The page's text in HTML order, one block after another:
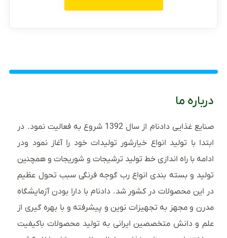
درباره ما
صنایع غذایی دادنام از سال 1392 شروع به فعالیت نمود. در
ابتدا با تولید انواع خیارشور تولیدات خود را آغاز نمود ودر
ادامه با راه اندازی خط تولید ترشیجات و شوریجات و همچنین
تولید و بسته بندی انواع رب گوجه فرنگی سبب تحول عظیم
در این محصولات در کشور شد. دادنام با دارا بودن آزمایشگاه
مدرن و مجهز به تجهیزات نوین و پیشرفته و با بهره گیری از
علم و دانش متخصصین ایرانی به تولید محصولات باکیفیت